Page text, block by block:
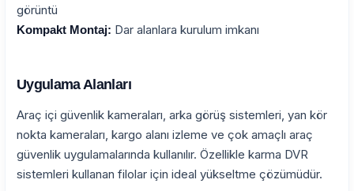
görüntü
Kompakt Montaj: Dar alanlara kurulum imkanı
Uygulama Alanları
Araç içi güvenlik kameraları, arka görüş sistemleri, yan kör
nokta kameraları, kargo alanı izleme ve çok amaçlı araç
güvenlik uygulamalarında kullanılır. Özellikle karma DVR
sistemleri kullanan filolar için ideal yükseltme çözümüdür.